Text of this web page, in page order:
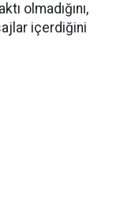
olmadığını,
içerdiğini